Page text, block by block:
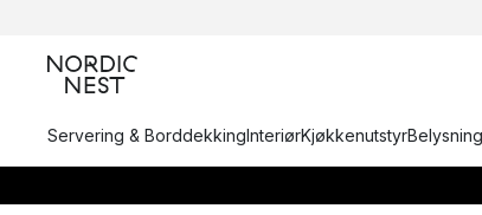
Servering & BorddekkingInteriørKjøkkenutstyrBelysning